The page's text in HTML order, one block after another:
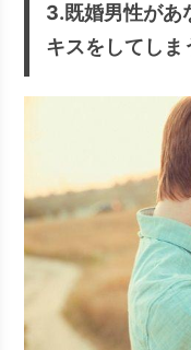
3.既婚男性があ
キスをしてしま